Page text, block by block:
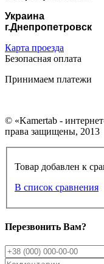
Украина
г.Днепропетровск
Карта проезда
Безопасная оплата
Принимаем платежи
© «Kamertab -
права защищены, 2013
Товар добавлен к
В список сравнения
Перезвонить Вам?